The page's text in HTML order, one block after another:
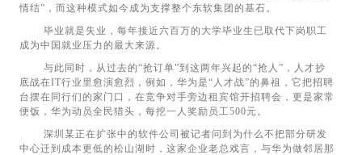
情结”，而这种模式如今成为支撑整个东软集团的基石。
毕业就是失业，每年接近六百万的大学毕业生已取代下岗职工
成为中国就业压力的最大来源。
与此同时，从过去的“抢订单”到这两年兴起的“抢人”，人才抄
底战在IT行业里愈演愈烈，例如，华为是“人才战”的鼻祖，它把招聘
台摆在同行们的家门口，在竞争对手旁边租宾馆开招聘会，更是家常
便饭，华为动员全民猎头，每挖一人奖励员工500元。
深圳某正在扩张中的软件公司被记者问到为什么不把部分研发
中心迁到成本更低的松山湖时，这家企业老总戏言，与华为做邻居那